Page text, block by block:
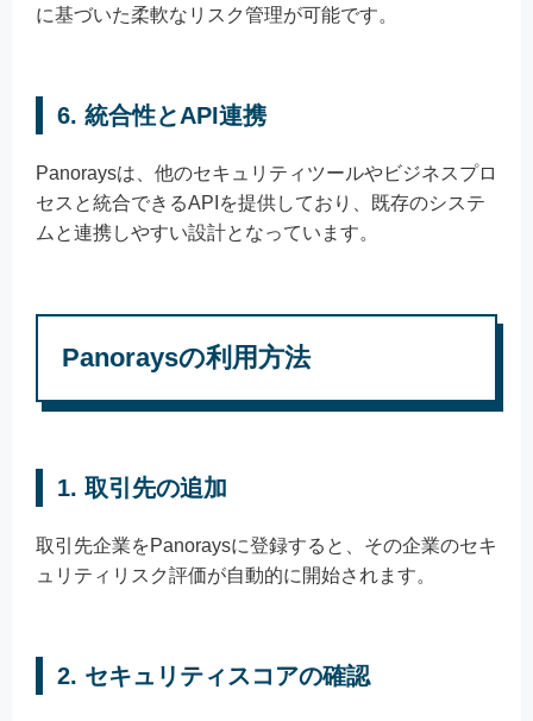
に基づいた柔軟なリスク管理が可能です。
6. 統合性とAPI連携
Panoraysは、他のセキュリティツールやビジネスプロ
セスと統合できるAPIを提供しており、既存のシステ
ムと連携しやすい設計となっています。
Panoraysの利用方法
1. 取引先の追加
取引先企業をPanoraysに登録すると、その企業のセキ
ュリティリスク評価が自動的に開始されます。
2. セキュリティスコアの確認